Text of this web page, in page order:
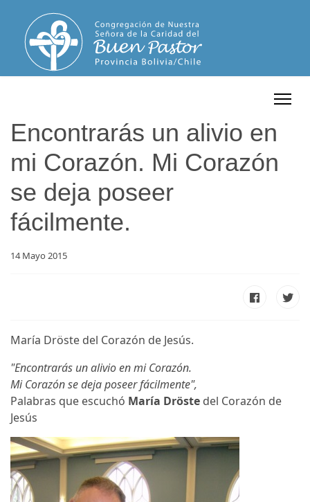
Encontrarás un alivio en
mi Corazón. Mi Corazón
se deja poseer
fácilmente.
14 Mayo 2015
María Dröste del Corazón de Jesús.
"Encontrarás un alivio en mi Corazón.
Mi Corazón se deja poseer fácilmente",
Palabras que escuchó María Dröste del Corazón de
Jesús